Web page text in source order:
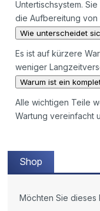
Untertischsystem.
die Aufbereitung von
Wie unterscheidet
Es ist auf kürzere
weniger
Warum ist ein
Alle wichtigen Teile
Wartung vereinfacht
Shop
Möchten Sie dieses